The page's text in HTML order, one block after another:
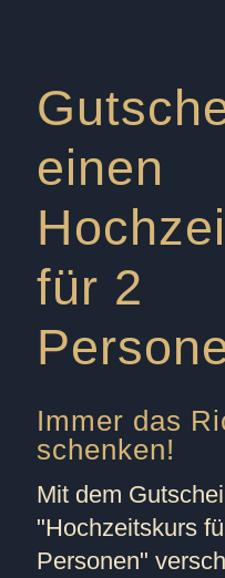
einen
für 2
Immer das
schenken!
Mit dem
"Hochzeitskurs
Personen"